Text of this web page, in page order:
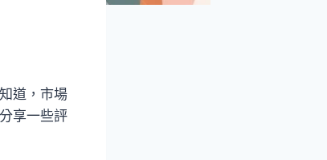
道，市場
享一些評